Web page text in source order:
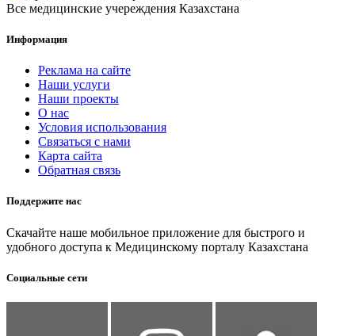
Все медицинские учереждения Казахстана
Информация
Реклама на сайте
Наши услуги
Наши проекты
О нас
Условия использования
Связаться с нами
Карта сайта
Обратная связь
Поддержите нас
Скачайте наше мобильное приложение для быстрого и
удобного доступа к Медицинскому порталу Казахстана
Социальные сети